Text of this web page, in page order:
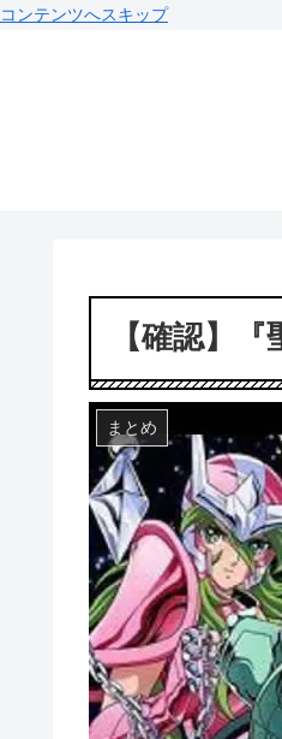
コンテンツへスキップ
【確認】
まとめ